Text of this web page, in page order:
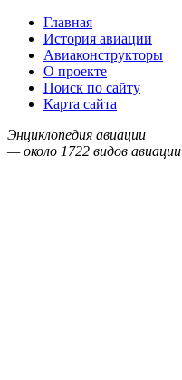
Главная
История авиации
Авиаконструкторы
О проекте
Поиск по сайту
Карта сайта
Энциклопедия авиации
— около 1722 видов авиации